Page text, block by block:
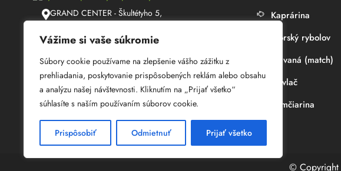
Vážime si vaše súkromie
Súbory cookie používame na zlepšenie vášho zážitku z
prehliadania, poskytovanie prispôsobených reklám alebo obsahu
a analýzu našej návštevnosti. Kliknutím na „Prijať všetko“
súhlasíte s naším používaním súborov cookie.
Prispôsobiť Odmietnuť Prijať všetko
GRAND CENTER - Škultétyho 5,
+421 915 050 060
08:30 - 17:00
Kaprárina
Morský rybolov
Plávaná (match)
Prívlač
Sumčiarina
© Copyright